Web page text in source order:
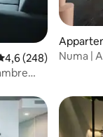
: 4,86 sur 5
moyenne
4,6 (248)
Numa |